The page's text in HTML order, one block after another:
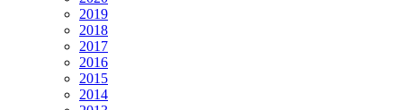
2019
2018
2017
2016
2015
2014